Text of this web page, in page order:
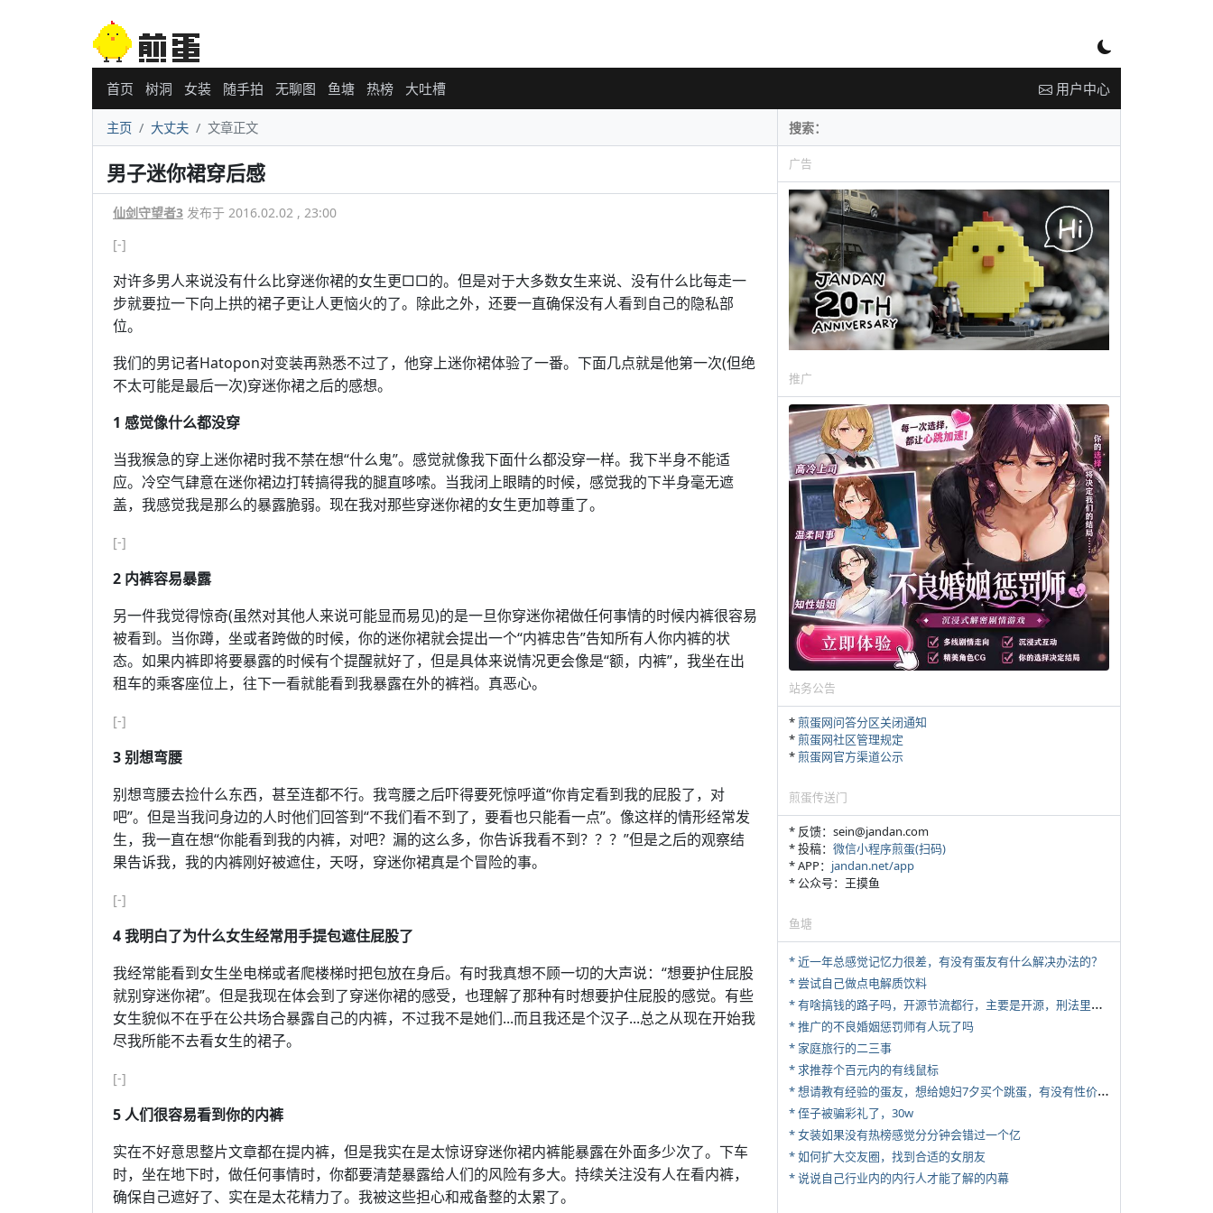
首页 树洞 女装 随手拍 无聊图 鱼塘 热榜 大吐槽 用户中心
主页 大丈夫 文章正文
男子迷你裙穿后感
仙剑守望者3 发布于 2016.02.02 , 23:00
[-]
对许多男人来说没有什么比穿迷你裙的女生更□□的。但是对于大多数女生来说、没有什么比每走一
步就要拉一下向上拱的裙子更让人更恼火的了。除此之外，还要一直确保没有人看到自己的隐私部
位。
我们的男记者Hatopon对变装再熟悉不过了，他穿上迷你裙体验了一番。下面几点就是他第一次(但绝
不太可能是最后一次)穿迷你裙之后的感想。
1 感觉像什么都没穿
当我猴急的穿上迷你裙时我不禁在想“什么鬼”。感觉就像我下面什么都没穿一样。我下半身不能适
应。冷空气肆意在迷你裙边打转搞得我的腿直哆嗦。当我闭上眼睛的时候，感觉我的下半身毫无遮
盖，我感觉我是那么的暴露脆弱。现在我对那些穿迷你裙的女生更加尊重了。
[-]
2 内裤容易暴露
另一件我觉得惊奇(虽然对其他人来说可能显而易见)的是一旦你穿迷你裙做任何事情的时候内裤很容易
被看到。当你蹲，坐或者跨做的时候，你的迷你裙就会提出一个“内裤忠告”告知所有人你内裤的状
态。如果内裤即将要暴露的时候有个提醒就好了，但是具体来说情况更会像是“额，内裤”，我坐在出
租车的乘客座位上，往下一看就能看到我暴露在外的裤裆。真恶心。
[-]
3 别想弯腰
别想弯腰去捡什么东西，甚至连都不行。我弯腰之后吓得要死惊呼道“你肯定看到我的屁股了，对
吧”。但是当我问身边的人时他们回答到“不我们看不到了，要看也只能看一点”。像这样的情形经常发
生，我一直在想“你能看到我的内裤，对吧？漏的这么多，你告诉我看不到？？？”但是之后的观察结
果告诉我，我的内裤刚好被遮住，天呀，穿迷你裙真是个冒险的事。
[-]
4 我明白了为什么女生经常用手提包遮住屁股了
我经常能看到女生坐电梯或者爬楼梯时把包放在身后。有时我真想不顾一切的大声说：“想要护住屁股
就别穿迷你裙”。但是我现在体会到了穿迷你裙的感受，也理解了那种有时想要护住屁股的感觉。有些
女生貌似不在乎在公共场合暴露自己的内裤，不过我不是她们...而且我还是个汉子...总之从现在开始我
尽我所能不去看女生的裙子。
[-]
5 人们很容易看到你的内裤
实在不好意思整片文章都在提内裤，但是我实在是太惊讶穿迷你裙内裤能暴露在外面多少次了。下车
时，坐在地下时，做任何事情时，你都要清楚暴露给人们的风险有多大。持续关注没有人在看内裤，
确保自己遮好了、实在是太花精力了。我被这些担心和戒备整的太累了。
广告
推广
站务公告
*煎蛋网问答分区关闭通知
*煎蛋网社区管理规定
*煎蛋网官方渠道公示
煎蛋传送门
* 反馈：sein@jandan.com
* 投稿： 微信小程序煎蛋(扫码)
* APP： jandan.net/app
* 公众号：王摸鱼
鱼塘
* 近一年总感觉记忆力很差，有没有蛋友有什么解决办法的？
* 尝试自己做点电解质饮料
*
有啥搞钱的路子吗，开源节流都行，主要是开源，刑法里的咱不做
* 推广的不良婚姻惩罚师有人玩了吗
* 家庭旅行的二三事
* 求推荐个百元内的有线鼠标
*
想请教有经验的蛋友，想给媳妇7夕买个跳蛋，有没有性价比高的推荐
* 侄子被骗彩礼了，30w
* 女装如果没有热榜感觉分分钟会错过一个亿
* 如何扩大交友圈，找到合适的女朋友
* 说说自己行业内的内行人才能了解的内幕